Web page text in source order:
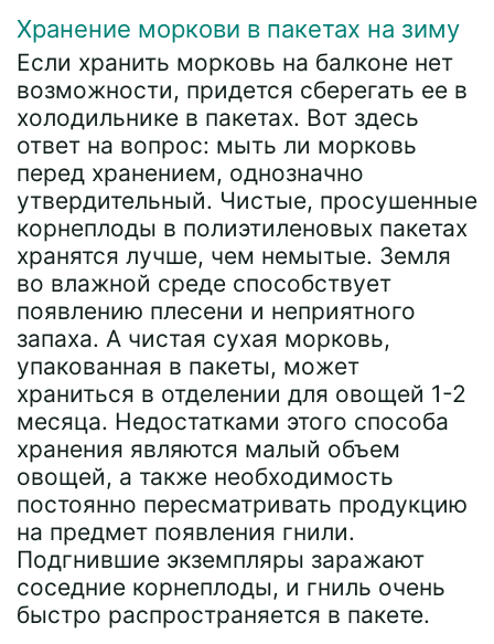
Хранение моркови в пакетах на зиму
Если хранить морковь на балконе нет
возможности, придется сберегать ее в
холодильнике в пакетах. Вот здесь
ответ на вопрос: мыть ли морковь
перед хранением, однозначно
утвердительный. Чистые, просушенные
корнеплоды в полиэтиленовых пакетах
хранятся лучше, чем немытые. Земля
во влажной среде способствует
появлению плесени и неприятного
запаха. А чистая сухая морковь,
упакованная в пакеты, может
храниться в отделении для овощей 1-2
месяца. Недостатками этого способа
хранения являются малый объем
овощей, а также необходимость
постоянно пересматривать продукцию
на предмет появления гнили.
Подгнившие экземпляры заражают
соседние корнеплоды, и гниль очень
быстро распространяется в пакете.